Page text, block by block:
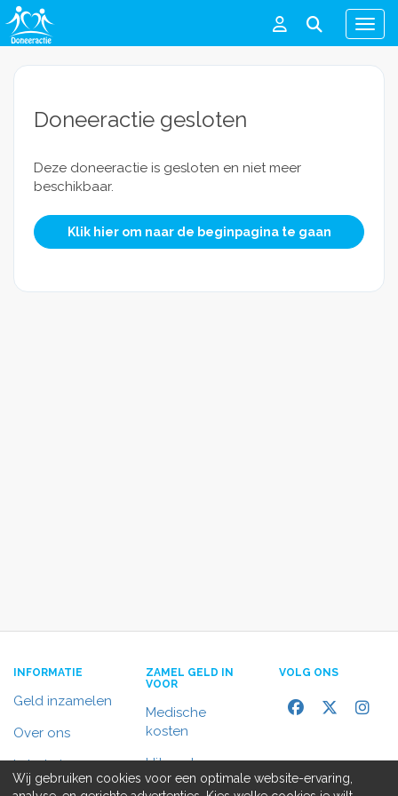
Menu
Doneeractie gesloten
Deze doneeractie is gesloten en niet meer
beschikbaar.
Klik hier om naar de beginpagina te gaan
INFORMATIE
Geld inzamelen
Over ons
In het nieuws
ZAMEL GELD IN
VOOR
Medische
kosten
Uitvaart
VOLG ONS
Wij gebruiken cookies voor een optimale website-ervaring,